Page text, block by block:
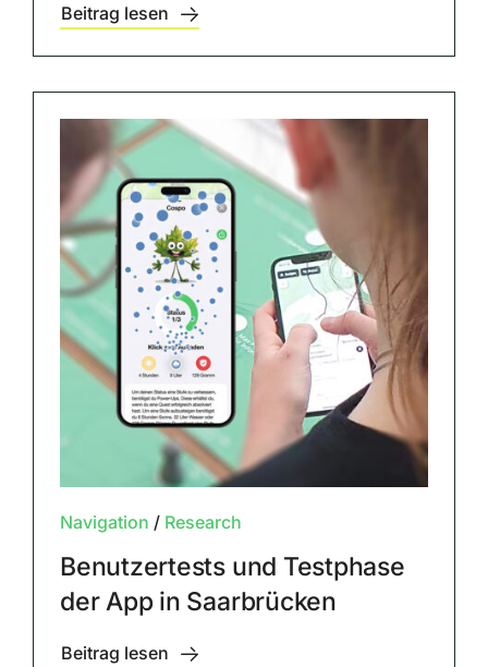
Beitrag lesen
Navigation / Research
Benutzertests und Testphase
der App in Saarbrücken
Beitrag lesen